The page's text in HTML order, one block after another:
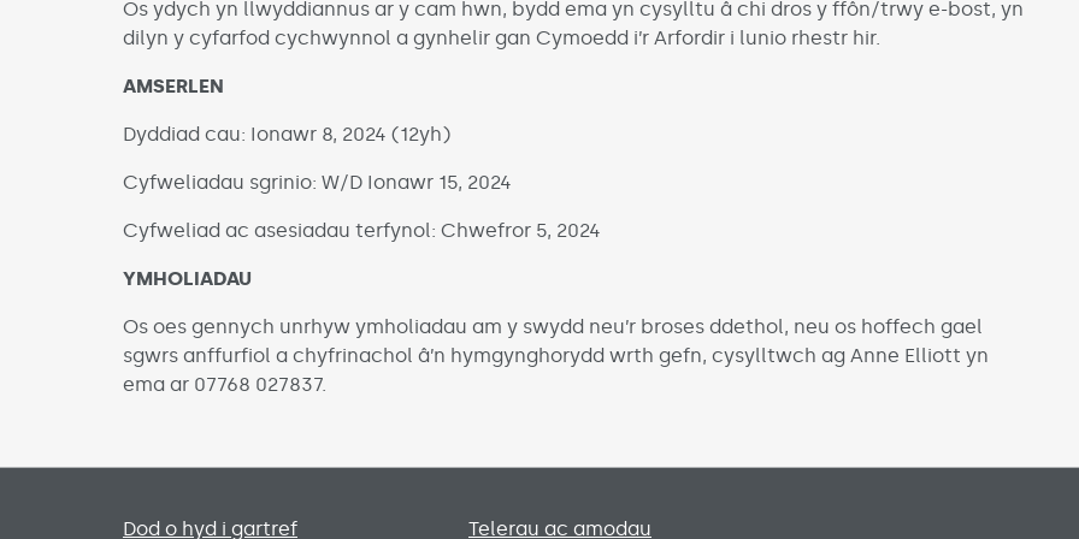
Os ydych yn llwyddiannus ar y cam hwn, bydd ema yn cysylltu â chi dros y ffôn/trwy e-bost, yn
dilyn y cyfarfod cychwynnol a gynhelir gan Cymoedd i’r Arfordir i lunio rhestr hir.
AMSERLEN
Dyddiad cau: Ionawr 8, 2024 (12yh)
Cyfweliadau sgrinio: W/D Ionawr 15, 2024
Cyfweliad ac asesiadau terfynol: Chwefror 5, 2024
YMHOLIADAU
Os oes gennych unrhyw ymholiadau am y swydd neu’r broses ddethol, neu os hoffech gael
sgwrs anffurfiol a chyfrinachol â’n hymgynghorydd wrth gefn, cysylltwch ag Anne Elliott yn
ema ar 07768 027837.
Dod o hyd i gartref Telerau ac amodau